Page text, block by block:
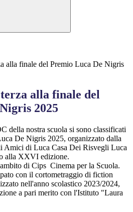
alla finale del Premio Luca De Nigris
alla finale del
2025
della nostra scuola si sono classificati
De Nigris 2025, organizzato dalla
Amici di Luca Casa Dei Risvegli Luca
alla XXVI edizione.
di Cips Cinema per la Scuola.
con il cortometraggio di fiction
nell'anno scolastico 2023/2024,
a pari merito con l'Istituto "Laura